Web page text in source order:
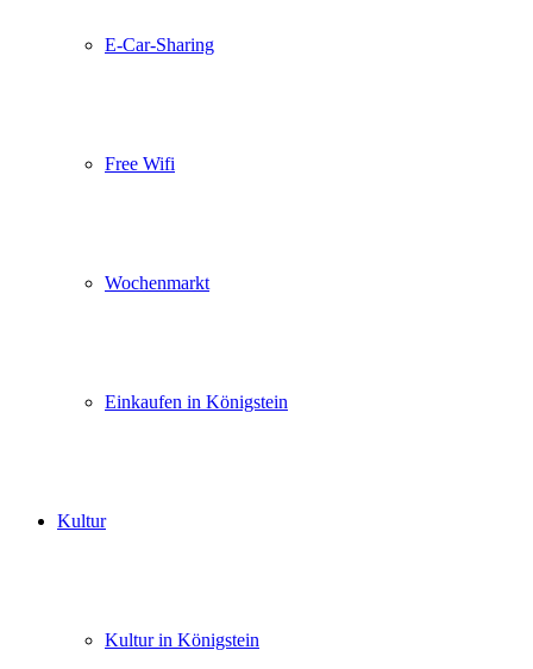
E-Car-Sharing
Free Wifi
Wochenmarkt
Einkaufen in Königstein
Kultur
Kultur in Königstein